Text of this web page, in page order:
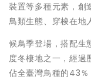
裝置等多種元素，創
鳥類生態、穿梭在地
候鳥季登場，搭配生
度冬棲地之一，經過
佔全臺灣鳥種的43